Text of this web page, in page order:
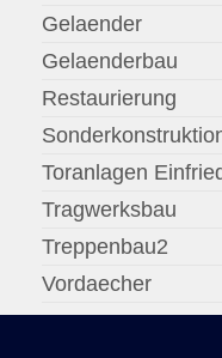
Gelaender
Gelaenderbau
Restaurierung
Toranlagen
Tragwerksbau
Treppenbau2
Vordaecher